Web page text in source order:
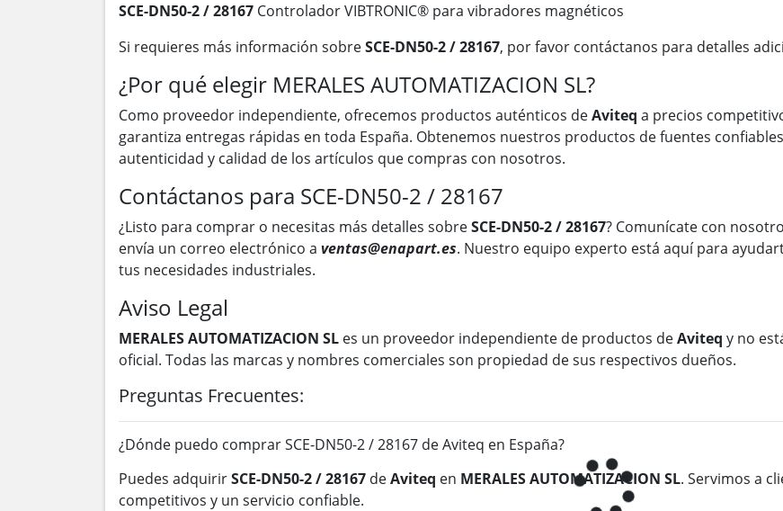
SCE-DN50-2 / 28167 Controlador VIBTRONIC® para vibradores magnéticos
Si requieres más información sobreSCE-DN50-2 / 28167, por favor contáctanos para detalles
¿Por qué elegir MERALES AUTOMATIZACION SL?
Como proveedor independiente, ofrecemos productos auténticos deAviteq a precios
garantiza entregas rápidas en toda España. Obtenemos nuestros productos de fuentes
autenticidad y calidad de los artículos que compras con nosotros.
Contáctanos para SCE-DN50-2 / 28167
¿Listo para comprar o necesitas más detalles sobreSCE-DN50-2 / 28167? Comunícate con
envía un correo electrónico a ventas@enapart.es. Nuestro equipo experto está aquí para
tus necesidades industriales.
Aviso Legal
MERALES AUTOMATIZACION SL es un proveedor independiente de productos deAviteq y no
oficial. Todas las marcas y nombres comerciales son propiedad de sus respectivos dueños.
Preguntas Frecuentes:
¿Dónde puedo comprar SCE-DN50-2 / 28167 de Aviteq en España?
Puedes adquirirSCE-DN50-2 / 28167 deAviteq en MERALES AUTOMATIZACION SL. Servimos a
competitivos y un servicio confiable.